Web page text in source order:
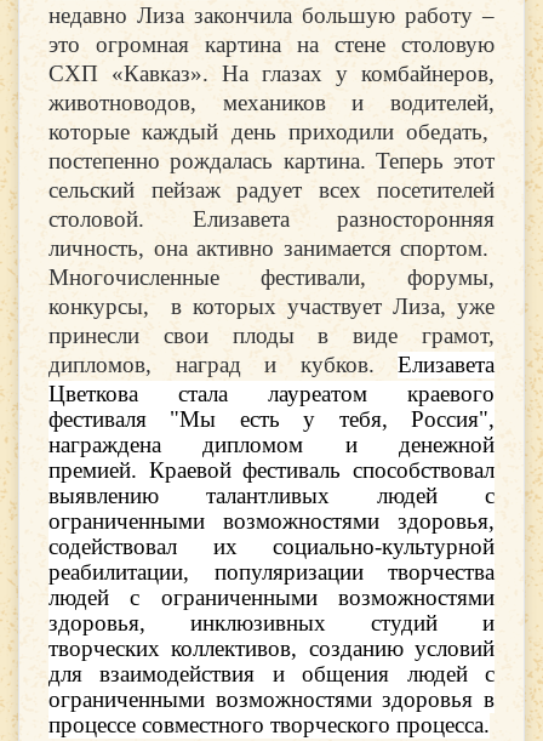
недавно Лиза закончила большую работу –
это огромная картина на стене столовую
СХП «Кавказ». На глазах у комбайнеров,
животноводов, механиков и водителей,
которые каждый день приходили обедать,
постепенно рождалась картина. Теперь этот
сельский пейзаж радует всех посетителей
столовой. Елизавета разносторонняя
личность, она активно занимается спортом.
Многочисленные фестивали, форумы,
конкурсы, в которых участвует Лиза, уже
принесли свои плоды в виде грамот,
дипломов, наград и кубков. Елизавета
Цветкова стала лауреатом краевого
фестиваля "Мы есть у тебя, Россия",
награждена дипломом и денежной
премией. Краевой фестиваль способствовал
выявлению талантливых людей с
ограниченными возможностями здоровья,
содействовал их социально-культурной
реабилитации, популяризации творчества
людей с ограниченными возможностями
здоровья, инклюзивных студий и
творческих коллективов, созданию условий
для взаимодействия и общения людей с
ограниченными возможностями здоровья в
процессе совместного творческого процесса.